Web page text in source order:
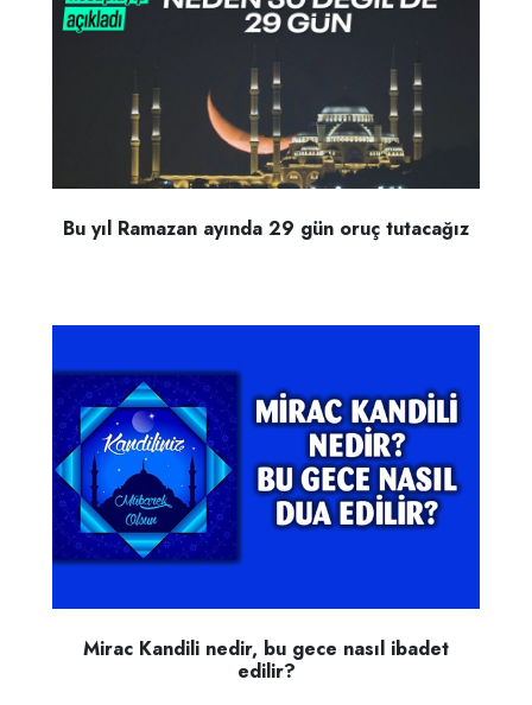
Bu yıl Ramazan ayında 29 gün oruç tutacağız
Mirac Kandili nedir, bu gece nasıl ibadet
edilir?